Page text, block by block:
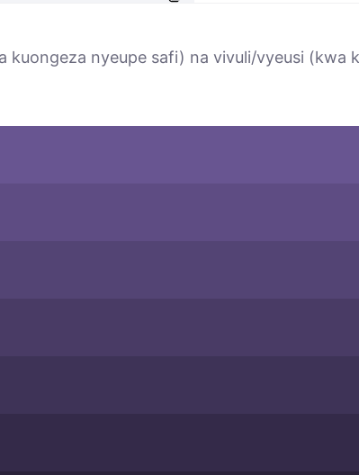
kuongeza nyeupe safi) na vivuli/vyeusi (kwa